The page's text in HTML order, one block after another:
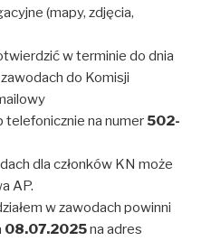
(mapy, zdjęcia,
w terminie do dnia
do Komisji
telefonicznie na numer502-
dla członków KN może
AP.
w zawodach powinni
08.07.2025na adres